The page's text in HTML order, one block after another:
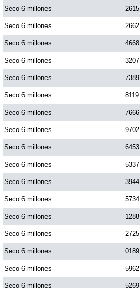
Pick 4 Noche
Pijao de Oro
Saman de la suerte
Sinuano Día
Sinuano Noche
Super Chontico Noche
Seco 6 millones 2615
Seco 6 millones 2662
Seco 6 millones 4668
Seco 6 millones 3207
Seco 6 millones 7389
Seco 6 millones 8119
Seco 6 millones 7666
Seco 6 millones 9702
Seco 6 millones 6453
Seco 6 millones 5337
Seco 6 millones 3944
Seco 6 millones 5734
Seco 6 millones 1288
Seco 6 millones 2725
Seco 6 millones 0189
Seco 6 millones 5962
Seco 6 millones 5269